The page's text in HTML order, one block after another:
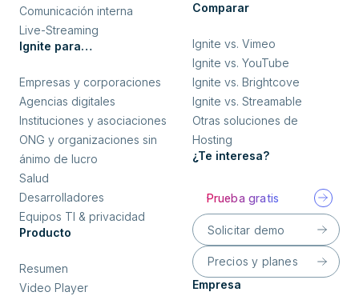
Comunicación interna
Live-Streaming
Ignite para…
Empresas y corporaciones
Agencias digitales
Instituciones y asociaciones
ONG y organizaciones sin
ánimo de lucro
Salud
Desarrolladores
Equipos TI & privacidad
Producto
Resumen
Video Player
Comparar
Ignite vs. Vimeo
Ignite vs. YouTube
Ignite vs. Brightcove
Ignite vs. Streamable
Otras soluciones de
Hosting
¿Te interesa?
Prueba gratis
Solicitar demo
Precios y planes
Empresa